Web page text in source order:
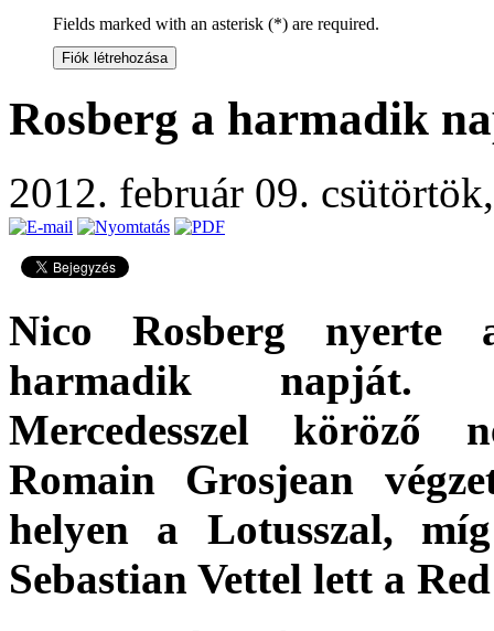
Fields marked with an asterisk (*) are required.
Fiók létrehozása
Rosberg a harmadik
2012. február 09.
Nico Rosberg nyerte
harmadik napját.
Mercedesszel köröző
Romain Grosjean
helyen a Lotusszal,
Sebastian Vettel lett a